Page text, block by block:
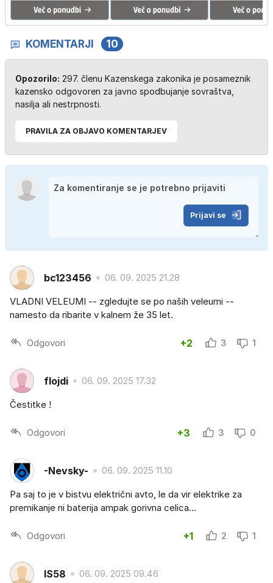
KOMENTARJI 10
Opozorilo: 297. členu Kazenskega zakonika je posameznik
kazensko odgovoren za javno spodbujanje sovraštva,
nasilja ali nestrpnosti.
PRAVILA ZA OBJAVO KOMENTARJEV
Prijavi se
bc123456 06. 09. 2025 21.28
VLADNI VELEUMI -- zgledujte se po naših veleumi --
namesto da ribarite v kalnem že 35 let.
Odgovori +2 3 1
flojdi 06. 09. 2025 17.32
Čestitke !
Odgovori +3 3 0
-Nevsky- 06. 09. 2025 11.10
Pa saj to je v bistvu električni avto, le da vir elektrike za
premikanje ni baterija ampak gorivna celica...
Odgovori +1 2 1
IS58 06. 09. 2025 09.46